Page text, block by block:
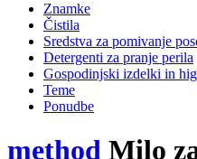
Znamke
Čistila
Sredstva za pomivanje
Detergenti za pranje perila
Gospodinjski izdelki in
Teme
Ponudbe
method Milo